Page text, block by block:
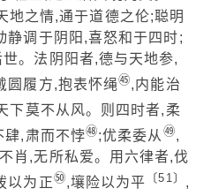
之情,通于道德之伦;聪明
静调于阴阳,喜怒和于四时;
。法阴阳者,德与天地参,
圆履方,抱表怀绳㊺,内能治
下莫不从风。则四时者,柔
肆,肃而不悖㊽;优柔委从 ㊾,
肖,无所私爱。用六律者,伐
以为正㊿,壤险以为平 〔51〕 ,